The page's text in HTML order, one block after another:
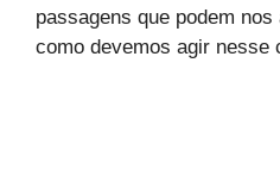
passagens que podem
como devemos agir nesse